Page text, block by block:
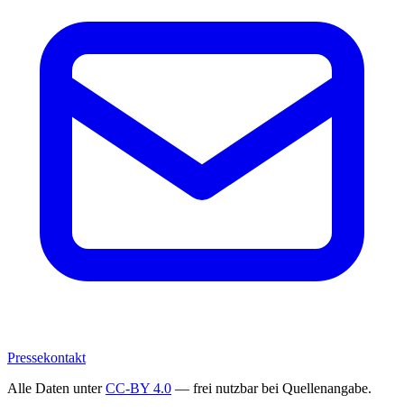
Pressekontakt
Alle Daten unterCC-BY 4.0 — frei nutzbar bei Quellenangabe.